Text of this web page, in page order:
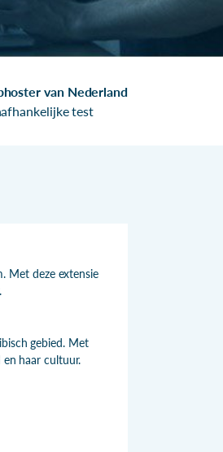
van Nederland
test
Met deze extensie
gebied. Met
haar cultuur.